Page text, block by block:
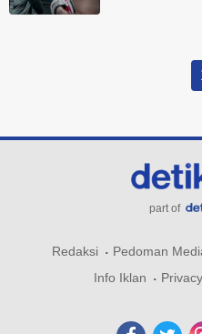
part of
Redaksi Pedoman
Info Iklan